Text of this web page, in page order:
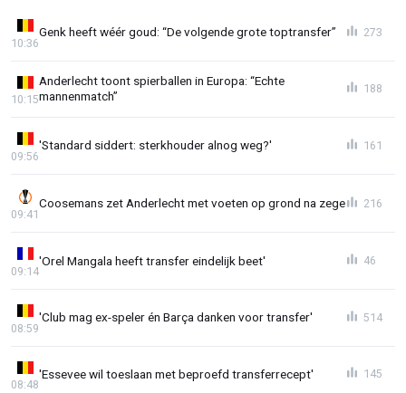
Genk heeft wéér goud: “De volgende grote toptransfer”
10:36
273
Anderlecht toont spierballen in Europa: “Echte
mannenmatch”
10:15
188
'Standard siddert: sterkhouder alnog weg?'
09:56
161
Coosemans zet Anderlecht met voeten op grond na zege
09:41
216
'Orel Mangala heeft transfer eindelijk beet'
09:14
46
'Club mag ex-speler én Barça danken voor transfer'
08:59
514
'Essevee wil toeslaan met beproefd transferrecept'
08:48
145